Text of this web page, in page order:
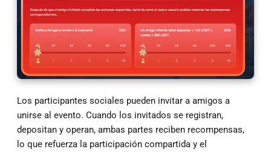
Los participantes sociales pueden invitar a amigos a
unirse al evento. Cuando los invitados se registran,
depositan y operan, ambas partes reciben recompensas,
lo que refuerza la participación compartida y el